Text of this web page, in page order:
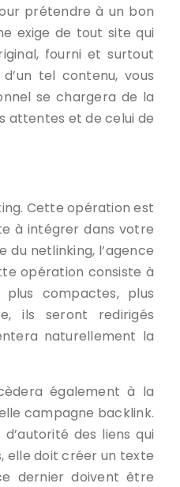
prétendre à un bon
exige de tout site qui
fourni et surtout
tel contenu, vous
se chargera de la
attentes et de celui de
Cette opération est
à intégrer dans votre
netlinking, l’agence
opération consiste à
compactes, plus
ils seront redirigés
naturellement la
également à la
campagne backlink.
des liens qui
elle doit créer un texte
dernier doivent être